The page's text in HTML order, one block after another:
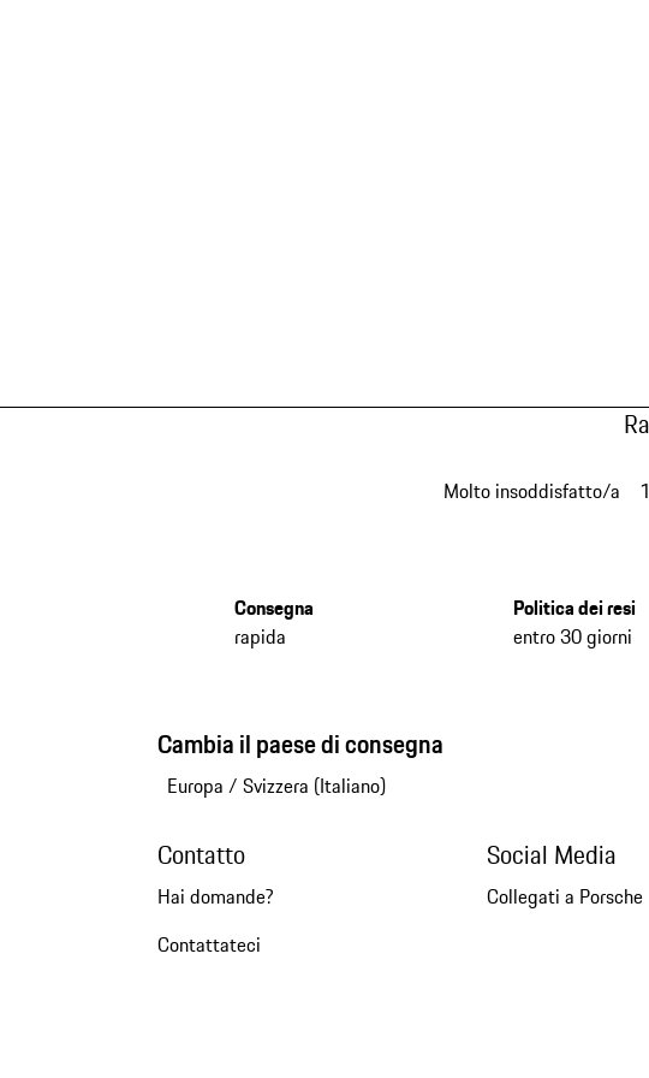
Molto insoddisfatto/a 1
Consegna
rapida
Politica dei resi
entro 30 giorni
Cambia il paese di consegna
Europa / Svizzera (Italiano)
Contatto
Hai domande?
Contattateci
Social Media
Collegati a Porsche